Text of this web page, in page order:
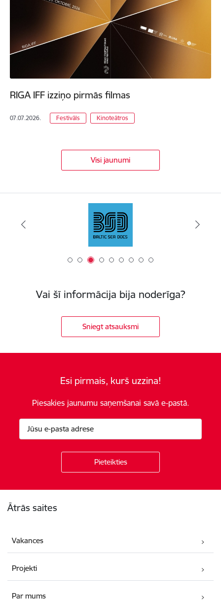
RIGA IFF izziņo pirmās filmas
07.07.2026. Festivāls Kinoteātros
Visi jaunumi
Vai šī informācija bija noderīga?
Sniegt atsauksmi
Esi pirmais, kurš uzzina!
Piesakies jaunumu saņemšanai savā e-pastā.
Ātrās saites
Vakances
Projekti
Par mums